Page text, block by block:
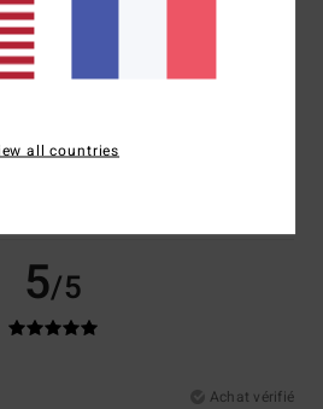
4.8
5/5
Achat vérifié
all countries